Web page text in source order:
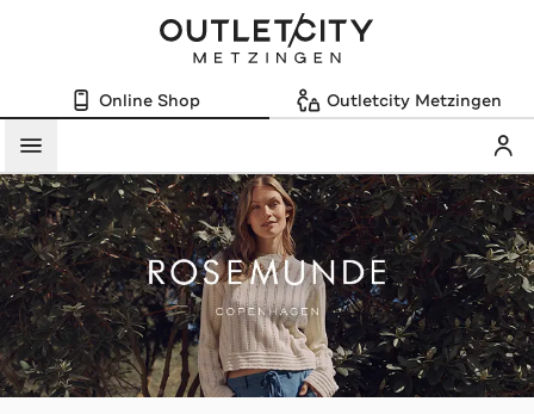
Online Shop Outletcity Metzingen
Menü